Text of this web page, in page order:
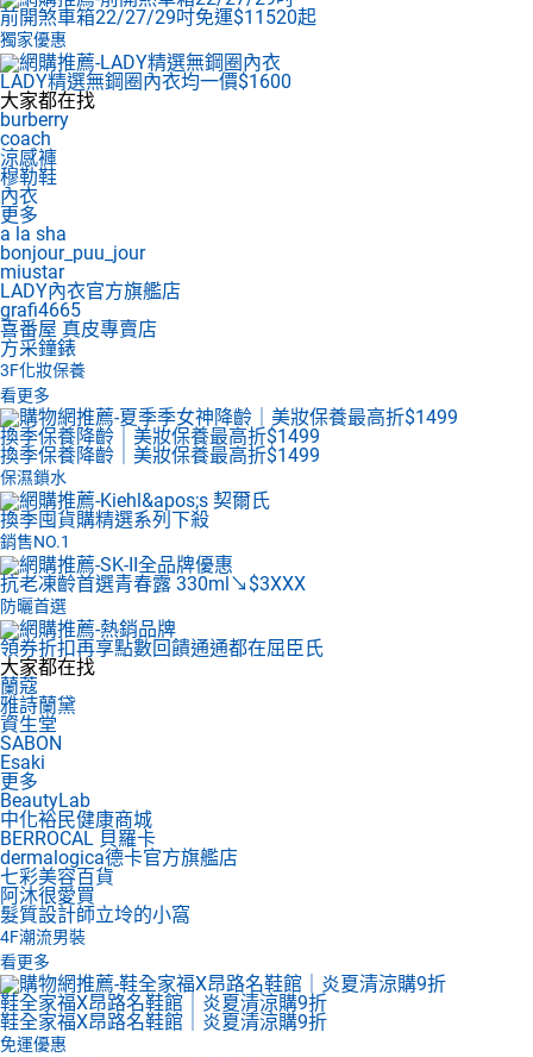
前開煞車箱22/27/29吋免運$11520起
獨家優惠
LADY精選無鋼圈內衣均一價$1600
大家都在找
burberry
coach
涼感褲
穆勒鞋
內衣
更多
a la sha
bonjour_puu_jour
miustar
LADY內衣官方旗艦店
grafi4665
喜番屋 真皮專賣店
方采鐘錶
3F化妝保養
看更多
換季保養降齡｜美妝保養最高折$1499
換季保養降齡｜美妝保養最高折$1499
保濕鎖水
換季囤貨購精選系列下殺
銷售NO.1
抗老凍齡首選青春露 330ml↘$3XXX
防曬首選
領券折扣再享點數回饋通通都在屈臣氏
大家都在找
蘭蔻
雅詩蘭黛
資生堂
SABON
Esaki
更多
BeautyLab
中化裕民健康商城
BERROCAL 貝羅卡
dermalogica德卡官方旗艦店
七彩美容百貨
阿沐很愛買
髮質設計師立坽的小窩
4F潮流男裝
看更多
鞋全家福X昂路名鞋館｜炎夏清涼購9折
鞋全家福X昂路名鞋館｜炎夏清涼購9折
免運優惠